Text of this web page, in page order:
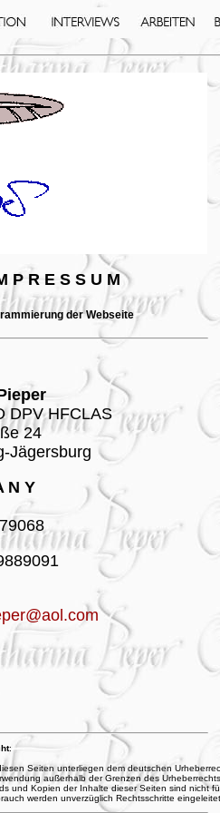
P R E S S U M
der Webseite
DPV HFCLAS
24
Jägersburg
N Y
:
Seiten unterliegen dem deutschen
außerhalb der Grenzen des Urheberrechts
und Kopien der Inhalte dieser Seiten sind nicht
werden unverzüglich Rechtsschritte eingeleitet.